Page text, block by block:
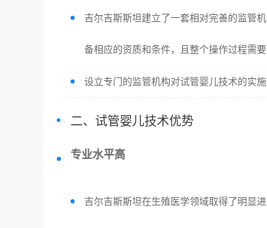
吉尔吉斯斯坦建立了一套相对完善的监管
备相应的资质和条件，且整个操作过程需
设立专门的监管机构对试管婴儿技术的实
二、试管婴儿技术优势
专业水平高
吉尔吉斯斯坦在生殖医学领域取得了明显